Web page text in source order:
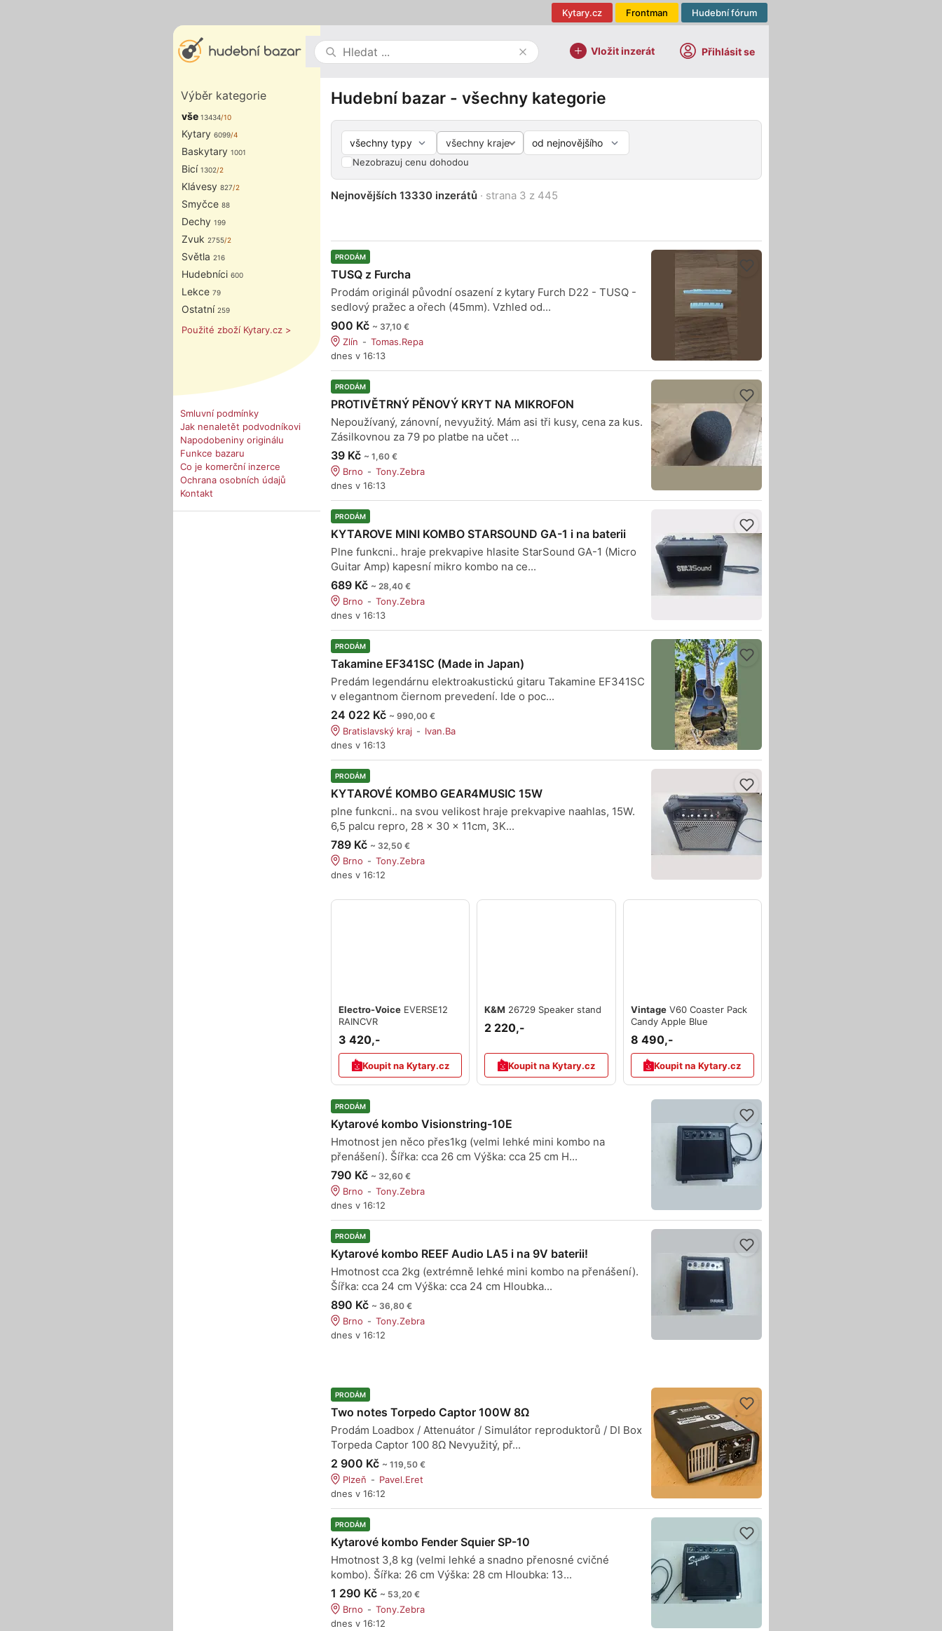
Hudební fórum
Frontman
Kytary.cz
Vložit inzerát Přihlásit se
Výběr kategorie
vše 13434/10
Kytary 6099/4
Baskytary 1001
Bicí 1302/2
Klávesy 827/2
Smyčce 88
Dechy 199
Zvuk 2755/2
Světla 216
Hudebníci 600
Lekce 79
Ostatní 259
Použité zboží Kytary.cz >
Smluvní podmínky
Jak nenaletět podvodníkovi
Napodobeniny originálu
Funkce bazaru
Co je komerční inzerce
Ochrana osobních údajů
Kontakt
Hudební bazar - všechny kategorie
všechny kraje
Nezobrazuj cenu dohodou
Nejnovějších 13330 inzerátů · strana 3 z 445
PRODÁM
TUSQ z Furcha
Prodám originál původní osazení z kytary Furch D22 - TUSQ -
sedlový pražec a ořech (45mm). Vzhled od...
900 Kč ~ 37,10 €
Zlín
Tomas.Repa
dnes v 16:13
PRODÁM
PROTIVĚTRNÝ PĚNOVÝ KRYT NA MIKROFON
Nepoužívaný, zánovní, nevyužitý. Mám asi tři kusy, cena za kus.
Zásilkovnou za 79 po platbe na učet ...
39 Kč ~ 1,60 €
Brno
Tony.Zebra
dnes v 16:13
PRODÁM
KYTAROVE MINI KOMBO STARSOUND GA-1 i na baterii
Plne funkcni.. hraje prekvapive hlasite StarSound GA-1 (Micro
Guitar Amp) kapesní mikro kombo na ce...
689 Kč ~ 28,40 €
Brno
Tony.Zebra
dnes v 16:13
PRODÁM
Takamine EF341SC (Made in Japan)
Predám legendárnu elektroakustickú gitaru Takamine EF341SC
v elegantnom čiernom prevedení. Ide o poc...
24 022 Kč ~ 990,00 €
Bratislavský kraj
Ivan.Ba
dnes v 16:13
PRODÁM
KYTAROVÉ KOMBO GEAR4MUSIC 15W
plne funkcni.. na svou velikost hraje prekvapive naahlas, 15W.
6,5 palcu repro, 28 x 30 x 11cm, 3K...
789 Kč ~ 32,50 €
Brno
Tony.Zebra
dnes v 16:12
Electro-Voice EVERSE12
RAINCVR
3 420,-
Koupit na Kytary.cz
K&M 26729 Speaker stand
2 220,-
Koupit na Kytary.cz
Vintage V60 Coaster Pack
Candy Apple Blue
8 490,-
Koupit na Kytary.cz
PRODÁM
Kytarové kombo Visionstring-10E
Hmotnost jen něco přes1kg (velmi lehké mini kombo na
přenášení). Šířka: cca 26 cm Výška: cca 25 cm H...
790 Kč ~ 32,60 €
Brno
Tony.Zebra
dnes v 16:12
PRODÁM
Kytarové kombo REEF Audio LA5 i na 9V baterii!
Hmotnost cca 2kg (extrémně lehké mini kombo na přenášení).
Šířka: cca 24 cm Výška: cca 24 cm Hloubka...
890 Kč ~ 36,80 €
Brno
Tony.Zebra
dnes v 16:12
PRODÁM
Two notes Torpedo Captor 100W 8Ω
Prodám Loadbox / Attenuátor / Simulátor reproduktorů / DI Box
Torpeda Captor 100 8Ω Nevyužitý, př...
2 900 Kč ~ 119,50 €
Plzeň
Pavel.Eret
dnes v 16:12
PRODÁM
Kytarové kombo Fender Squier SP-10
Hmotnost 3,8 kg (velmi lehké a snadno přenosné cvičné
kombo). Šířka: 26 cm Výška: 28 cm Hloubka: 13...
1 290 Kč ~ 53,20 €
Brno
Tony.Zebra
dnes v 16:12